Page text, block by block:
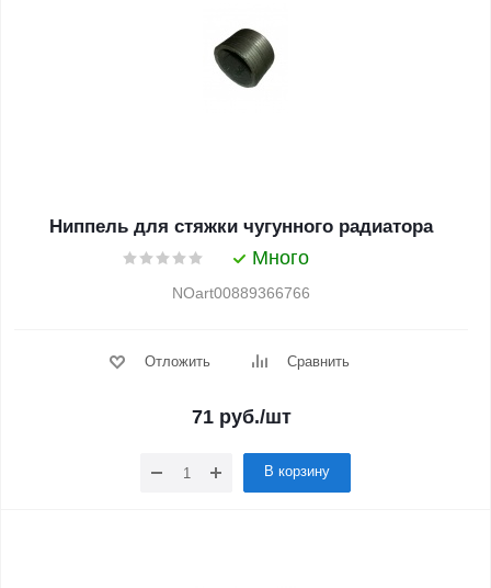
Ниппель для стяжки чугунного радиатора
Много
NOart00889366766
Отложить Сравнить
71 руб./шт
В корзину